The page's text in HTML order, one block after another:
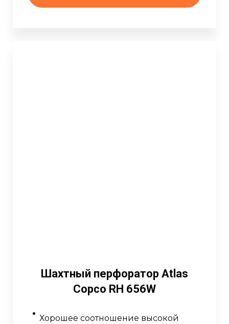
Шахтный перфоратор Atlas
Copco RH 656W
Хорошее соотношение высокой